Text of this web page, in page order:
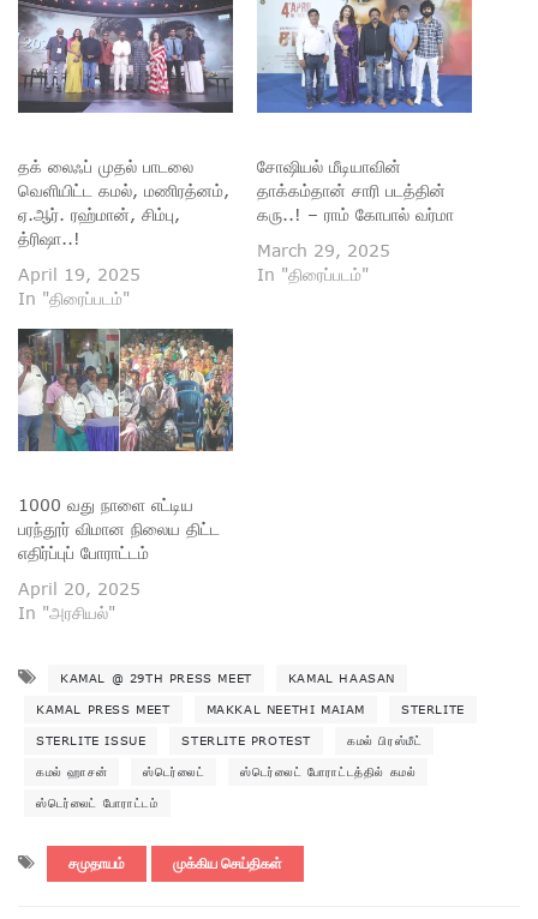
தக் லைஃப் முதல் பாடலை
வெளியிட்ட கமல், மணிரத்னம்,
ஏ.ஆர். ரஹ்மான், சிம்பு,
த்ரிஷா..!
April 19, 2025
In "திரைப்படம்"
சோஷியல் மீடியாவின்
தாக்கம்தான் சாரி படத்தின்
கரு..! – ராம் கோபால் வர்மா
March 29, 2025
In "திரைப்படம்"
1000 வது நாளை எட்டிய
பரந்தூர் விமான நிலைய திட்ட
எதிர்ப்புப் போராட்டம்
April 20, 2025
In "அரசியல்"
KAMAL @ 29TH PRESS MEET KAMAL HAASAN
KAMAL PRESS MEET MAKKAL NEETHI MAIAM STERLITE
STERLITE ISSUE STERLITE PROTEST கமல் பிரஸ்மீட்
கமல் ஹாசன் ஸ்டெர்லைட் ஸ்டெர்லைட் போராட்டத்தில் கமல்
ஸ்டெர்லைட் போராட்டம்
சமுதாயம் முக்கிய செய்திகள்